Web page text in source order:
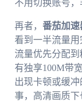
不用切换账号，
再者， 番茄加速
看到一半流量
流量优先分配
有独享100M带
出现卡顿或缓
事，高清画质下